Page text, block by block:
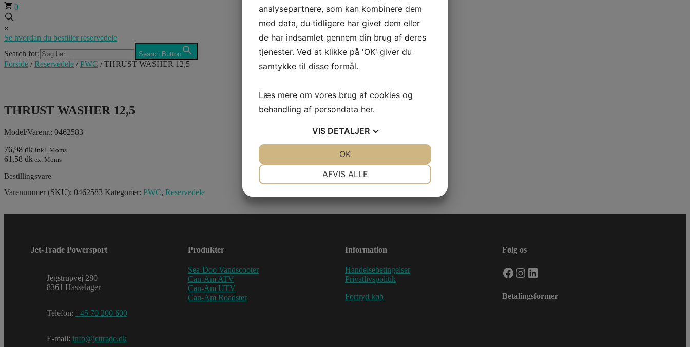
0
×
Se hvordan du bestiller reservedele
Search for:
Search Button
Forside /Reservedele /PWC / THRUST WASHER 12,5
THRUST WASHER 12,5
Model/Varenr.: 0462583
76,98 dk inkl. Moms
61,58 dk ex. Moms
Bestillingsvare
Varenummer (SKU): 0462583 Kategorier: PWC, Reservedele
Jet-Trade Powersport
Jegstrupvej 280
8361 Hasselager
Telefon: +45 70 200 600
E-mail: info@jettrade.dk
Produkter
Sea-Doo Vandscooter
Can-Am ATV
Can-Am UTV
Can-Am Roadster
Information
Handelsebetingelser
Privatlivspolitik
Fortryd køb
Følg os
Facebook
Instagram
LinkedIn
Betalingsformer
analysepartnere, som kan kombinere dem
med data, du tidligere har givet dem eller
de har indsamlet gennem din brug af deres
tjenester. Ved at klikke på 'OK' giver du
samtykke til disse formål.
Læs mere om vores brug af cookies og
behandling af persondata her.
VIS DETALJER
AFVIS ALLE
OK